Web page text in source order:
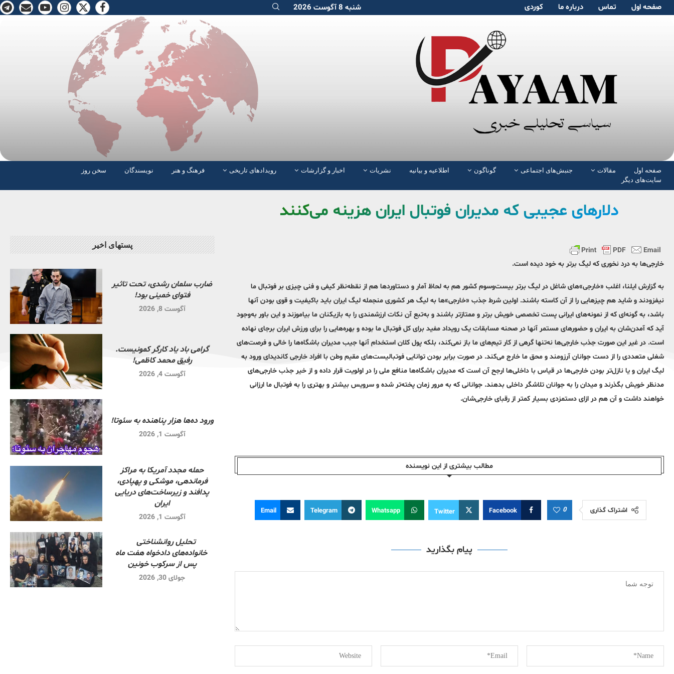
صفحە اول تماس دربارە ما کوردی شنبه 8 آگوست 2026
صفحە اول مقالات جنبش‌های اجتماعی گوناگون اطلاعیه و بیانیه نشریات اخبار و گزارشات رویدادهای تاریخی فرهنگ و هنر نویسندگان
سخن روز
سایت‌های دیگر
دلارهای عجیبی که مدیران فوتبال ایران هزینه می‌کنند
خارجی‌ها به درد نخوری که لیگ برتر به خود دیده است.
به گزارش ایلنا، اغلب «خارجی»‌های شاغل در لیگ برتر بیست‌و‌سوم کشور هم به لحاظ آمار و دستاوردها هم از نقطه‌نظر کیفی و فنی چیزی بر فوتبال ما
نیفزودند و شاید هم چیزهایی را از آن کاسته باشند. اولین شرط جذب «خارجی»‌ها به لیگ هر کشوری منجمله لیگ ایران باید باکیفیت و قوی بودن آنها
باشد، به گونه‌ای که از نمونه‌های ایرانی پست تخصصی خویش برتر و ممتازتر باشند و به‌تبع آن نکات ارزشمندی را به بازیکنان ما بیاموزند و این باور به‌وجود
آید که آمدن‌شان به ایران و حضورهای مستمر آنها در صحنه مسابقات یک رویداد مفید برای کل فوتبال ما بوده و بهره‌هایی را برای ورزش ایران برجای نهاده
است. در غیر این صورت جذب خارجی‌ها نه‌تنها گرهی از کار تیم‌های ما باز نمی‌کند، بلکه پول کلان استخدام آنها جیب مدیران باشگاه‌ها را خالی و فرصت‌های
شغلی متعددی را از دست جوانان آرزومند و محق ما خارج می‌کند. در صورت برابر بودن توانایی فوتبالیست‌های مقیم وطن با افراد خارجی کاندیدای ورود به
لیگ ایران و یا نازل‌تر بودن خارجی‌ها در قیاس با داخلی‌ها ارجح آن است که مدیران باشگاه‌ها منافع ملی را در اولویت قرار داده و از خیر جذب خارجی‌های
مد‌نظر خویش بگذرند و میدان را به جوانان تلاشگر داخلی بدهند. جوانانی که به مرور زمان پخته‌تر شده و سرویس بیشتر و بهتری را به فوتبال ما ارزانی
خواهند داشت و آن هم در ازای دستمزدی بسیار کمتر از رقبای خارجی‌شان.
مطالب بیشتری از این نویسندە
اشتراک گذاری 0
Facebook
Twitter
Whatsapp
Telegram
Email
پیام بگذارید
پستهای اخیر
ضارب سلمان رشدی، تحت تاثیر
فتوای خمینی بود!
آگوست 8, 2026
گرامی باد یاد کارگر کمونیست.
رفیق محمد کاظمی!
آگوست 4, 2026
ورود ده‌ها هزار پناهنده به سئوتا!
آگوست 1, 2026
حمله مجدد آمریکا به مراکز
فرماندهی، موشکی و پهپادی،
پدافند و زیرساخت‌های دریایی
ایران
آگوست 1, 2026
تحلیل روانشناختی
خانواده‌های دادخواه هفت ماه
پس از سرکوب خونین
جولای 30, 2026